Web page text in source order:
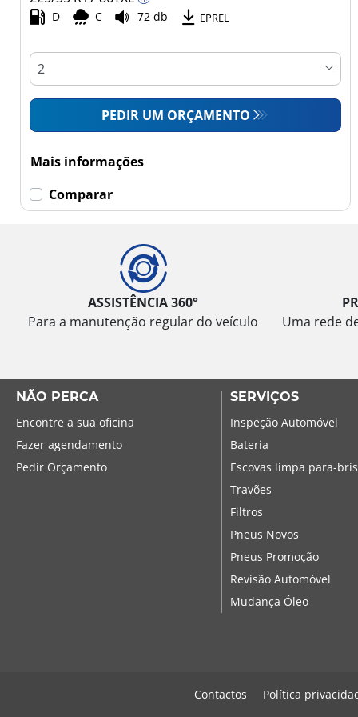
Comercial (0)
Esvaziamento limitado
Runflat (0)
Sem esvaziamento
opções
D C 72 db EPREL
PEDIR UM ORÇAMENTO
Mais informações
Comparar
ASSISTÊNCIA 360°
Para a manutenção regular do veículo
Uma rede
NÃO PERCA
Encontre a sua oficina
Fazer agendamento
Pedir Orçamento
SERVIÇOS
Inspeção Automóvel
Bateria
Escovas limpa para-
Travões
Filtros
Pneus Novos
Pneus Promoção
Revisão Automóvel
Mudança Óleo
Contactos Política